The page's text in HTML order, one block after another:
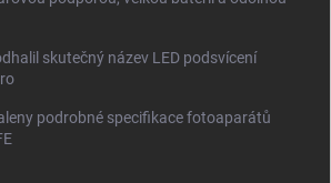
skutečný název LED podsvícení
podrobné specifikace fotoaparátů